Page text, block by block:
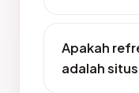
Apakah
adalah